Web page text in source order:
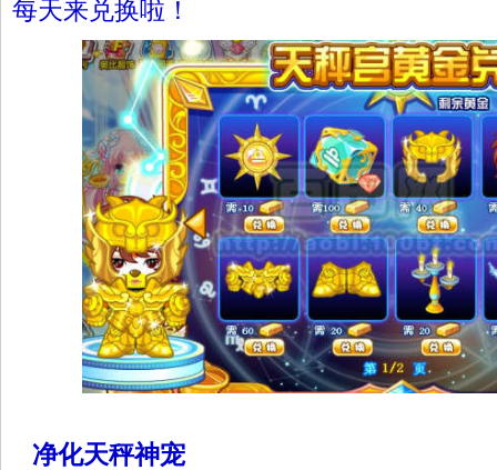
每天来兑换啦！
净化天秤神宠